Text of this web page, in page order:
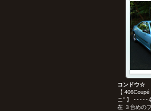
コンドウ☆
【
ニ” 】 ････
在 ３台めの